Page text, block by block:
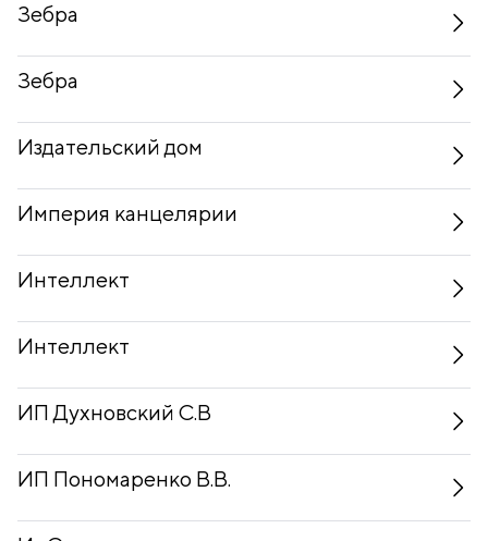
Зебра
Зебра
Издательский дом
Империя канцелярии
Интеллект
Интеллект
ИП Духновский С.В
ИП Пономаренко В.В.